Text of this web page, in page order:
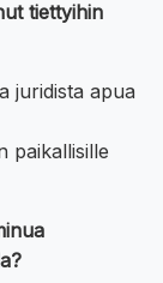
tiettyihin
juridista apua
paikallisille